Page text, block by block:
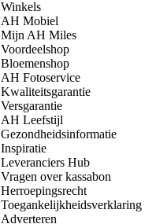
Winkels
AH Mobiel
Mijn AH Miles
Voordeelshop
Bloemenshop
AH Fotoservice
Kwaliteitsgarantie
Versgarantie
AH Leefstijl
Gezondheidsinformatie
Inspiratie
Leveranciers Hub
Vragen over kassabon
Herroepingsrecht
Toegankelijkheidsverklaring
Adverteren